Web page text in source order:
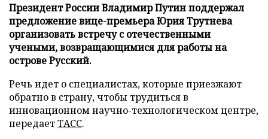
Президент России Владимир Путин поддержал
предложение вице-премьера Юрия Трутнева
организовать встречу с отечественными
учеными, возвращающимися для работы на
острове Русский.
Речь идет о специалистах, которые приезжают
обратно в страну, чтобы трудиться в
инновационном научно-технологическом центре,
передаетТАСС.